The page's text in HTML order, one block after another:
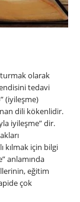
olarak
tedavi
(iyileşme)
dili kökenlidir.
iyileşme” dir.
kılmak için bilgi
anlamında
eğitim
çok